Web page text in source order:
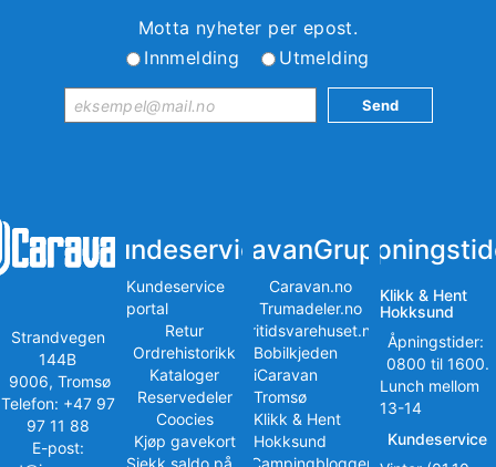
Motta nyheter per epost.
Innmelding
Utmelding
Strandvegen
144B
9006, Tromsø
Telefon: +47 97
97 11 88
E-post:
Kundeservice
Kundeservice
portal
Retur
Ordrehistorikk
Kataloger
Reservedeler
Coocies
Kjøp gavekort
iCaravanGruppen
Caravan.no
Trumadeler.no
Fritidsvarehuset.no
Bobilkjeden
iCaravan
Tromsø
Klikk & Hent
Hokksund
Klikk & Hent
Hokksund
Åpningstider:
0800 til 1600.
Lunch mellom
13-14
Kundeservice